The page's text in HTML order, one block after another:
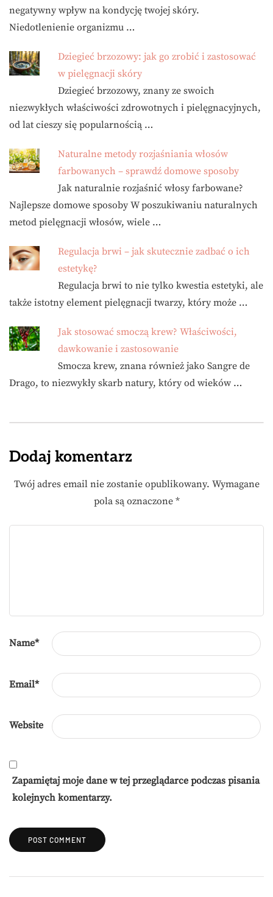
negatywny wpływ na kondycję twojej skóry.
Niedotlenienie organizmu …
Dziegieć brzozowy: jak go zrobić i zastosować
w pielęgnacji skóry
Dziegieć brzozowy, znany ze swoich
niezwykłych właściwości zdrowotnych i pielęgnacyjnych,
od lat cieszy się popularnością …
Naturalne metody rozjaśniania włosów
farbowanych – sprawdź domowe sposoby
Jak naturalnie rozjaśnić włosy farbowane?
Najlepsze domowe sposoby W poszukiwaniu naturalnych
metod pielęgnacji włosów, wiele …
Regulacja brwi – jak skutecznie zadbać o ich
estetykę?
Regulacja brwi to nie tylko kwestia estetyki, ale
także istotny element pielęgnacji twarzy, który może …
Jak stosować smoczą krew? Właściwości,
dawkowanie i zastosowanie
Smocza krew, znana również jako Sangre de
Drago, to niezwykły skarb natury, który od wieków …
Dodaj komentarz
Twój adres email nie zostanie opublikowany. Wymagane
pola są oznaczone *
Name*
Email*
Website
Zapamiętaj moje dane w tej przeglądarce podczas pisania
kolejnych komentarzy.